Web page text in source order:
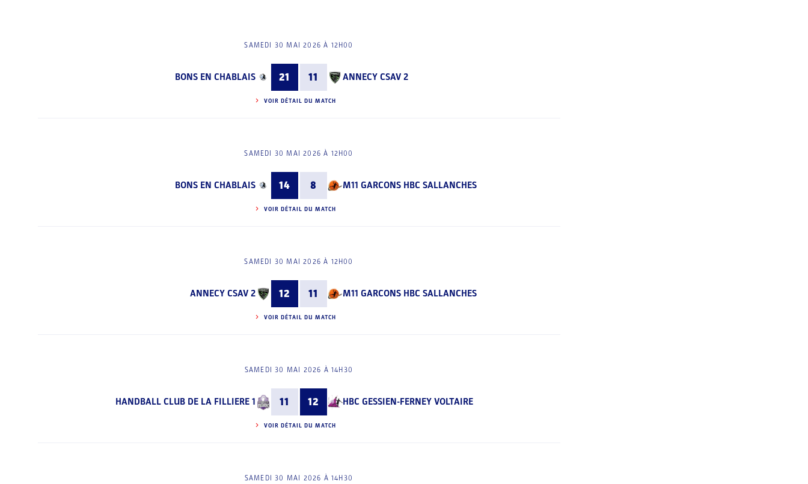
SAMEDI 30 MAI 2026 À 12H00
BONS EN CHABLAIS 21 11 ANNECY CSAV 2
VOIR DÉTAIL DU MATCH
SAMEDI 30 MAI 2026 À 12H00
BONS EN CHABLAIS 14 8 M11 GARCONS HBC SALLANCHES
VOIR DÉTAIL DU MATCH
SAMEDI 30 MAI 2026 À 12H00
ANNECY CSAV 2 12 11 M11 GARCONS HBC SALLANCHES
VOIR DÉTAIL DU MATCH
SAMEDI 30 MAI 2026 À 14H30
HANDBALL CLUB DE LA FILLIERE 1 11 12 HBC GESSIEN-FERNEY VOLTAIRE
VOIR DÉTAIL DU MATCH
SAMEDI 30 MAI 2026 À 14H30